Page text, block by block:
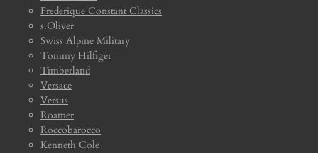
Frederique Constant Classics
s.Oliver
Swiss Alpine Military
Tommy Hilfiger
Timberland
Versace
Versus
Roamer
Roccobarocco
Kenneth Cole